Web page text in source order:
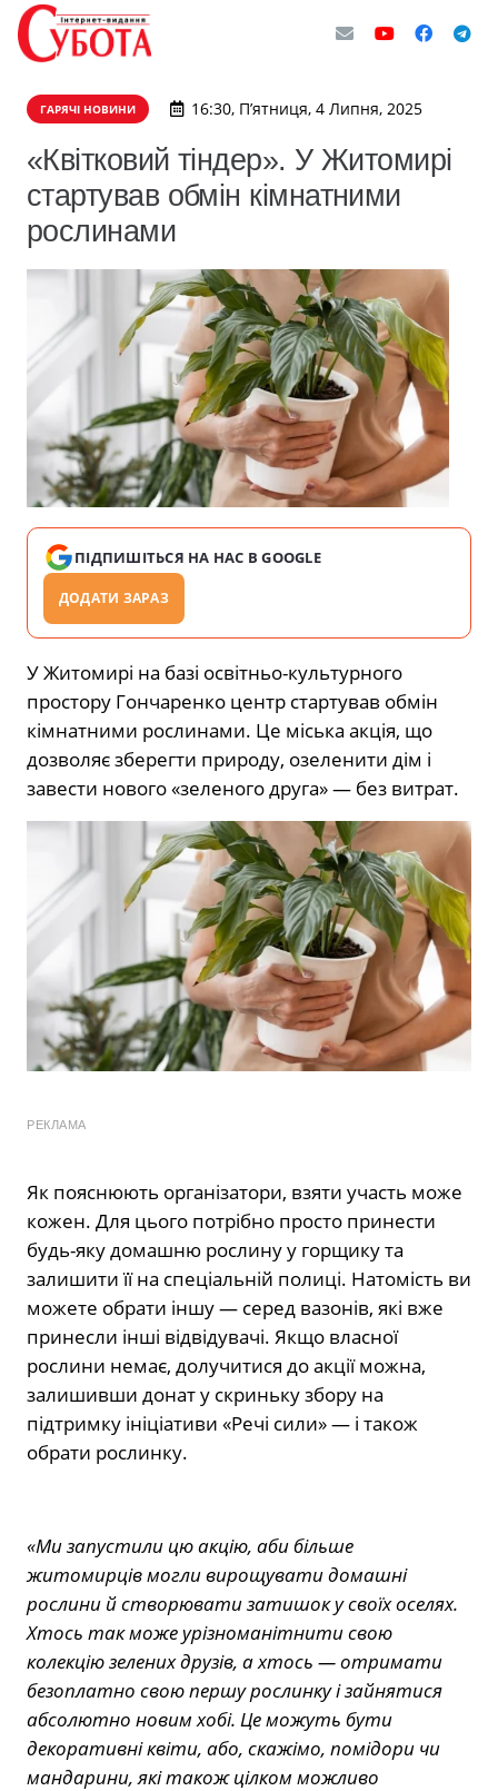
ГАРЯЧІ НОВИНИ 16:30, П’ятниця, 4 Липня, 2025
«Квітковий тіндер». У Житомирі
стартував обмін кімнатними
рослинами
ПІДПИШІТЬСЯ НА НАС В GOOGLE
ДОДАТИ ЗАРАЗ
У Житомирі на базі освітньо-культурного
простору Гончаренко центр стартував обмін
кімнатними рослинами. Це міська акція, що
дозволяє зберегти природу, озеленити дім і
завести нового «зеленого друга» — без витрат.
РЕКЛАМА
Як пояснюють організатори, взяти участь може
кожен. Для цього потрібно просто принести
будь-яку домашню рослину у горщику та
залишити її на спеціальній полиці. Натомість ви
можете обрати іншу — серед вазонів, які вже
принесли інші відвідувачі. Якщо власної
рослини немає, долучитися до акції можна,
залишивши донат у скриньку збору на
підтримку ініціативи «Речі сили» — і також
обрати рослинку.
«Ми запустили цю акцію, аби більше
житомирців могли вирощувати домашні
рослини й створювати затишок у своїх оселях.
Хтось так може урізноманітнити свою
колекцію зелених друзів, а хтось — отримати
безоплатно свою першу рослинку і зайнятися
абсолютно новим хобі. Це можуть бути
декоративні квіти, або, скажімо, помідори чи
мандарини, які також цілком можливо